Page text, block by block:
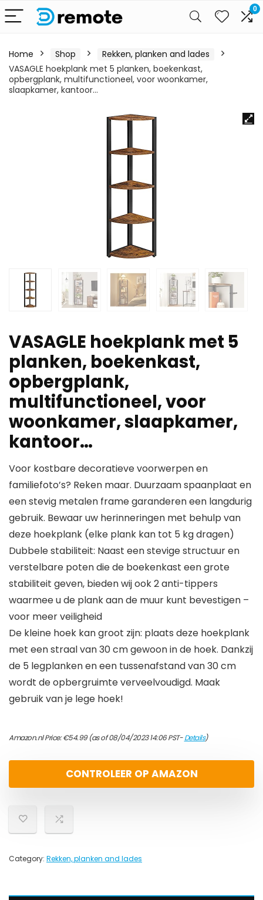
0
Home Shop
Rekken, planken and lades
VASAGLE hoekplank met 5 planken, boekenkast,
opbergplank, multifunctioneel, voor woonkamer,
slaapkamer, kantoor…
VASAGLE hoekplank met 5
planken, boekenkast,
opbergplank,
multifunctioneel, voor
woonkamer, slaapkamer,
kantoor…
Voor kostbare decoratieve voorwerpen en
familiefoto’s? Reken maar. Duurzaam spaanplaat en
een stevig metalen frame garanderen een langdurig
gebruik. Bewaar uw herinneringen met behulp van
deze hoekplank (elke plank kan tot 5 kg dragen)
Dubbele stabiliteit: Naast een stevige structuur en
verstelbare poten die de boekenkast een grote
stabiliteit geven, bieden wij ook 2 anti-tippers
waarmee u de plank aan de muur kunt bevestigen –
voor meer veiligheid
De kleine hoek kan groot zijn: plaats deze hoekplank
met een straal van 30 cm gewoon in de hoek. Dankzij
de 5 legplanken en een tussenafstand van 30 cm
wordt de opbergruimte verveelvoudigd. Maak
gebruik van je lege hoek!
Amazon.nl Price:€54.99(as of 08/04/2023 14:06 PST-Details)
CONTROLEER OP AMAZON
Category: Rekken, planken and lades